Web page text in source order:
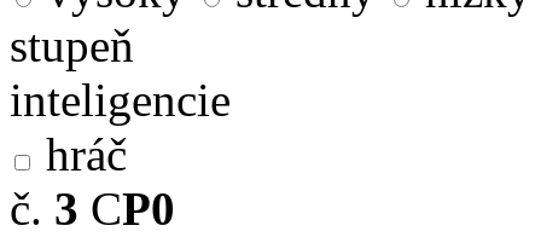
stupeň
inteligencie
hráč
č. 3 CP0